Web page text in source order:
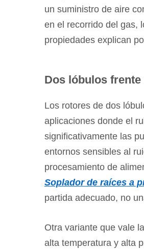
diseño
se
adapta
sitio?
Dónde
se
utilizan
Roots
y
por
cada
aplicación
un suministro de aire
en el recorrido del gas,
propiedades explican
Dos lóbulos
Los rotores de dos
aplicaciones donde el
significativamente las
entornos sensibles al
procesamiento de
Soplador de raíces a
partida adecuado, no
Otra variante que vale
alta temperatura y alta